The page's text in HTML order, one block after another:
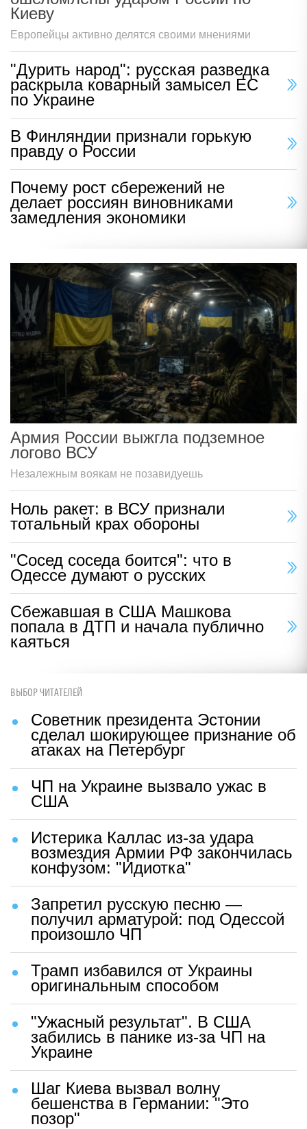
Киеву
Европейцы активно делятся своими мнениями
"Дурить народ": русская разведка
раскрыла коварный замысел ЕС
по Украине
В Финляндии признали горькую
правду о России
Почему рост сбережений не
делает россиян виновниками
замедления экономики
Армия России выжгла подземное
логово ВСУ
Незалежным воякам не позавидуешь
Ноль ракет: в ВСУ признали
тотальный крах обороны
"Сосед соседа боится": что в
Одессе думают о русских
Сбежавшая в США Машкова
попала в ДТП и начала публично
каяться
ВЫБОР ЧИТАТЕЛЕЙ
Советник президента Эстонии
сделал шокирующее признание об
атаках на Петербург
ЧП на Украине вызвало ужас в
США
Истерика Каллас из-за удара
возмездия Армии РФ закончилась
конфузом: "Идиотка"
Запретил русскую песню —
получил арматурой: под Одессой
произошло ЧП
Трамп избавился от Украины
оригинальным способом
"Ужасный результат". В США
забились в панике из-за ЧП на
Украине
Шаг Киева вызвал волну
бешенства в Германии: "Это
позор"